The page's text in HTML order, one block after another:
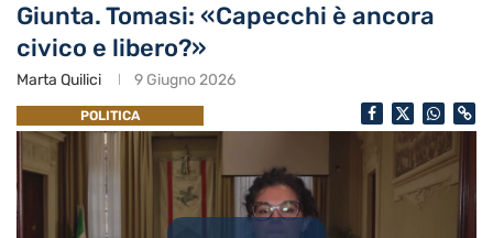
Giunta. Tomasi: «Capecchi è ancora
civico e libero?»
Marta Quilici 9 Giugno 2026
POLITICA